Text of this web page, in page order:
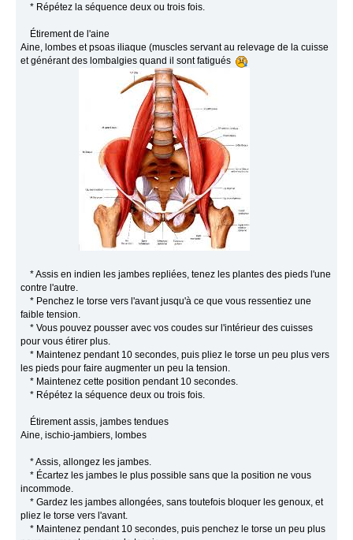
* Répétez la séquence deux ou trois fois.
Étirement de l'aine
Aine, lombes et psoas iliaque (muscles servant au relevage de la cuisse
et générant des lombalgies quand il sont fatigués
* Assis en indien les jambes repliées, tenez les plantes des pieds l'une
contre l'autre.
* Penchez le torse vers l'avant jusqu'à ce que vous ressentiez une
faible tension.
* Vous pouvez pousser avec vos coudes sur l'intérieur des cuisses
pour vous étirer plus.
* Maintenez pendant 10 secondes, puis pliez le torse un peu plus vers
les pieds pour faire augmenter un peu la tension.
* Maintenez cette position pendant 10 secondes.
* Répétez la séquence deux ou trois fois.
Étirement assis, jambes tendues
Aine, ischio-jambiers, lombes
* Assis, allongez les jambes.
* Écartez les jambes le plus possible sans que la position ne vous
incommode.
* Gardez les jambes allongées, sans toutefois bloquer les genoux, et
pliez le torse vers l'avant.
* Maintenez pendant 10 secondes, puis penchez le torse un peu plus